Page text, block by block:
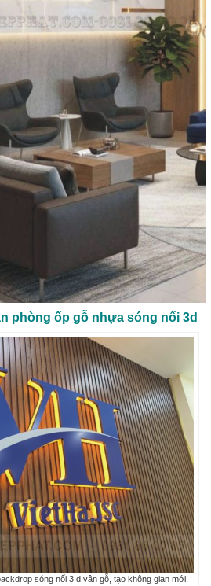
phòng ốp gỗ nhựa sóng nổi 3d
sóng nổi 3 d vân gỗ, tạo không gian mới,